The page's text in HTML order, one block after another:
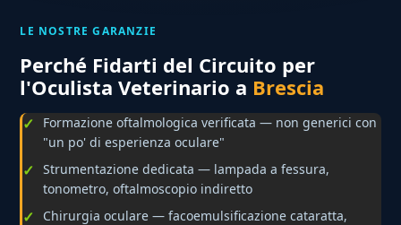
LE NOSTRE GARANZIE
Perché Fidarti del Circuito per
l'Oculista Veterinario a Brescia
Formazione oftalmologica verificata — non generici con
"un po' di esperienza oculare"
Strumentazione dedicata — lampada a fessura,
tonometro, oftalmoscopio indiretto
Chirurgia oculare — facoemulsificazione cataratta,